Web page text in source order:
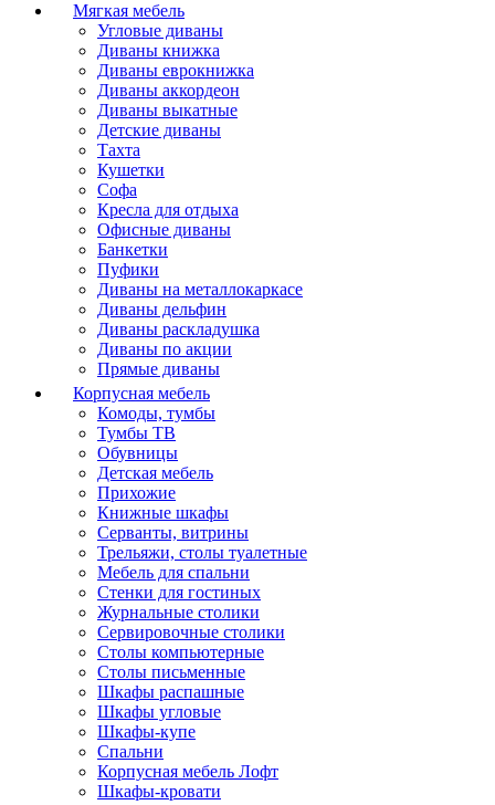
Мягкая мебель
Угловые диваны
Диваны книжка
Диваны еврокнижка
Диваны аккордеон
Диваны выкатные
Детские диваны
Тахта
Кушетки
Софа
Кресла для отдыха
Офисные диваны
Банкетки
Пуфики
Диваны на металлокаркасе
Диваны дельфин
Диваны раскладушка
Диваны по акции
Прямые диваны
Корпусная мебель
Комоды, тумбы
Тумбы ТВ
Обувницы
Детская мебель
Прихожие
Книжные шкафы
Серванты, витрины
Трельяжи, столы туалетные
Мебель для спальни
Стенки для гостиных
Журнальные столики
Сервировочные столики
Столы компьютерные
Столы письменные
Шкафы распашные
Шкафы угловые
Шкафы-купе
Спальни
Корпусная мебель Лофт
Шкафы-кровати